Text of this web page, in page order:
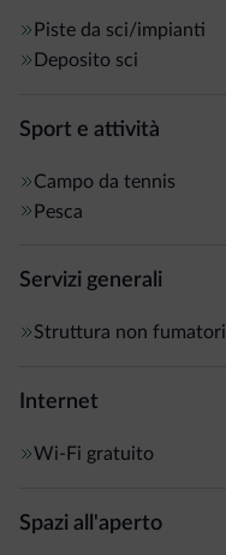
Piste da sci/impianti
Deposito sci
Sport e attività
Campo da tennis
Pesca
Servizi generali
Struttura non fumatori
Internet
Wi-Fi gratuito
Spazi all'aperto